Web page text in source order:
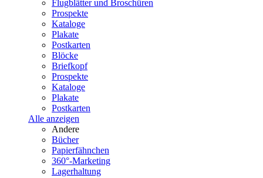
Flugblätter und Broschüren
Prospekte
Kataloge
Plakate
Postkarten
Blöcke
Briefkopf
Prospekte
Kataloge
Plakate
Postkarten
Alle anzeigen
Andere
Bücher
Papierfähnchen
360°-Marketing
Lagerhaltung